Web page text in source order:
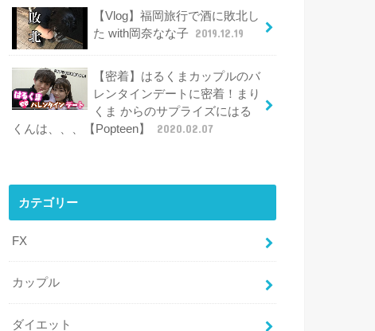
【Vlog】福岡旅行で酒に敗北し
た with岡奈なな子 2019.12.19
【密着】はるくまカップルのバ
レンタインデートに密着！まり
くま からのサプライズにはる
くんは、、、【Popteen】
2020.02.07
カテゴリー
FX
カップル
ダイエット